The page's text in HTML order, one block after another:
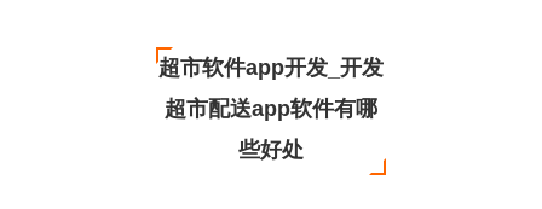
超市软件app开发_开发
超市配送app软件有哪
些好处